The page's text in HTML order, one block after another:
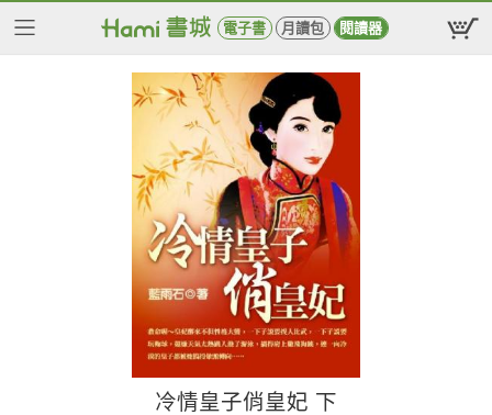
電子書 月讀包 閱讀器
冷情皇子俏皇妃 下